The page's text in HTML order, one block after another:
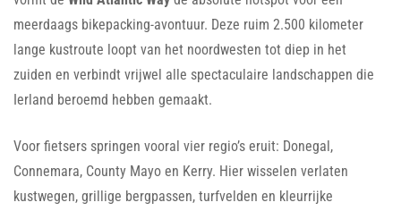
meerdaags bikepacking-avontuur. Deze ruim 2.500 kilometer
lange kustroute loopt van het noordwesten tot diep in het
zuiden en verbindt vrijwel alle spectaculaire landschappen die
Ierland beroemd hebben gemaakt.
Voor fietsers springen vooral vier regio’s eruit: Donegal,
Connemara, County Mayo en Kerry. Hier wisselen verlaten
kustwegen, grillige bergpassen, turfvelden en kleurrijke